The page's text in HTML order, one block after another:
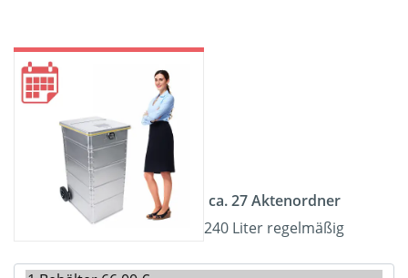
ca. 27 Aktenordner
240 Liter regelmäßig